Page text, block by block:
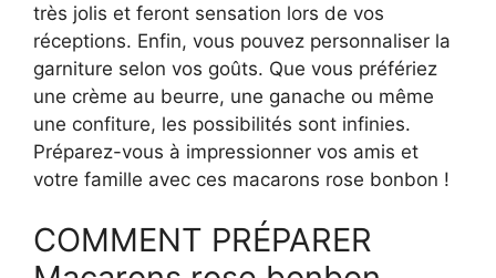
très jolis et feront sensation lors de vos
réceptions. Enfin, vous pouvez personnaliser la
garniture selon vos goûts. Que vous préfériez
une crème au beurre, une ganache ou même
une confiture, les possibilités sont infinies.
Préparez-vous à impressionner vos amis et
votre famille avec ces macarons rose bonbon !
COMMENT PRÉPARER